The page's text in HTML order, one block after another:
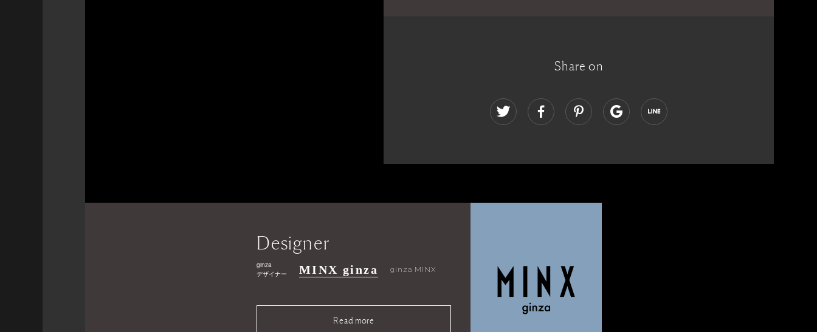
Share on
Designer
ginza
デザイナー
MINX ginza ginza MINX
Read more